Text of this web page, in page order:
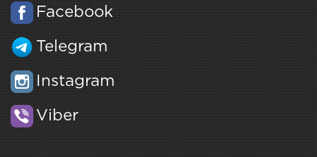
Facebook
Telegram
Instagram
Viber